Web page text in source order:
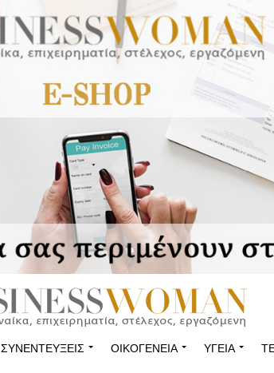
ΣΥΝΕΝΤΕΎΞΕΙΣ ΟΙΚΟΓΈΝΕΙΑ ΥΓΕΊΑ